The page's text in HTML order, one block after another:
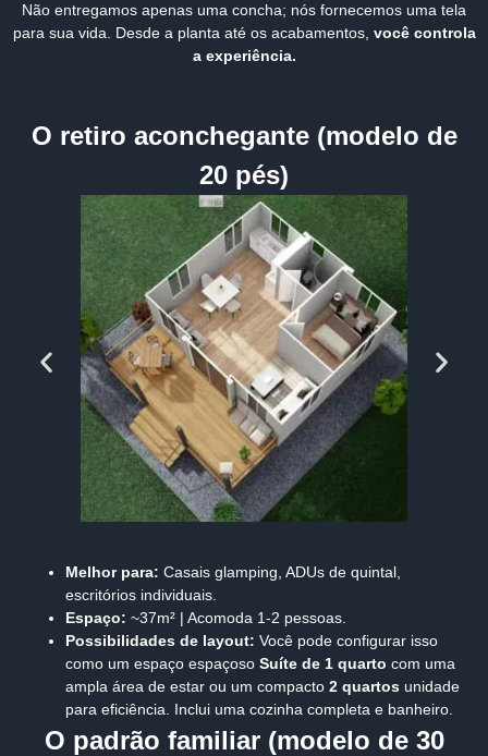
Não entregamos apenas uma concha; nós fornecemos uma tela
para sua vida. Desde a planta até os acabamentos, você controla
a experiência.
O retiro aconchegante (modelo de
20 pés)
Melhor para: Casais glamping, ADUs de quintal,
escritórios individuais.
Espaço: ~37m² | Acomoda 1-2 pessoas.
Possibilidades de layout: Você pode configurar isso
como um espaço espaçoso Suíte de 1 quarto com uma
ampla área de estar ou um compacto 2 quartos unidade
para eficiência. Inclui uma cozinha completa e banheiro.
O padrão familiar (modelo de 30